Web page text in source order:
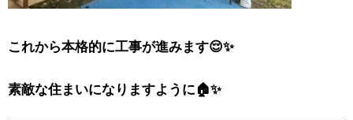
これから本格的に工事が進みます😌✨
素敵な住まいになりますように🏠✨